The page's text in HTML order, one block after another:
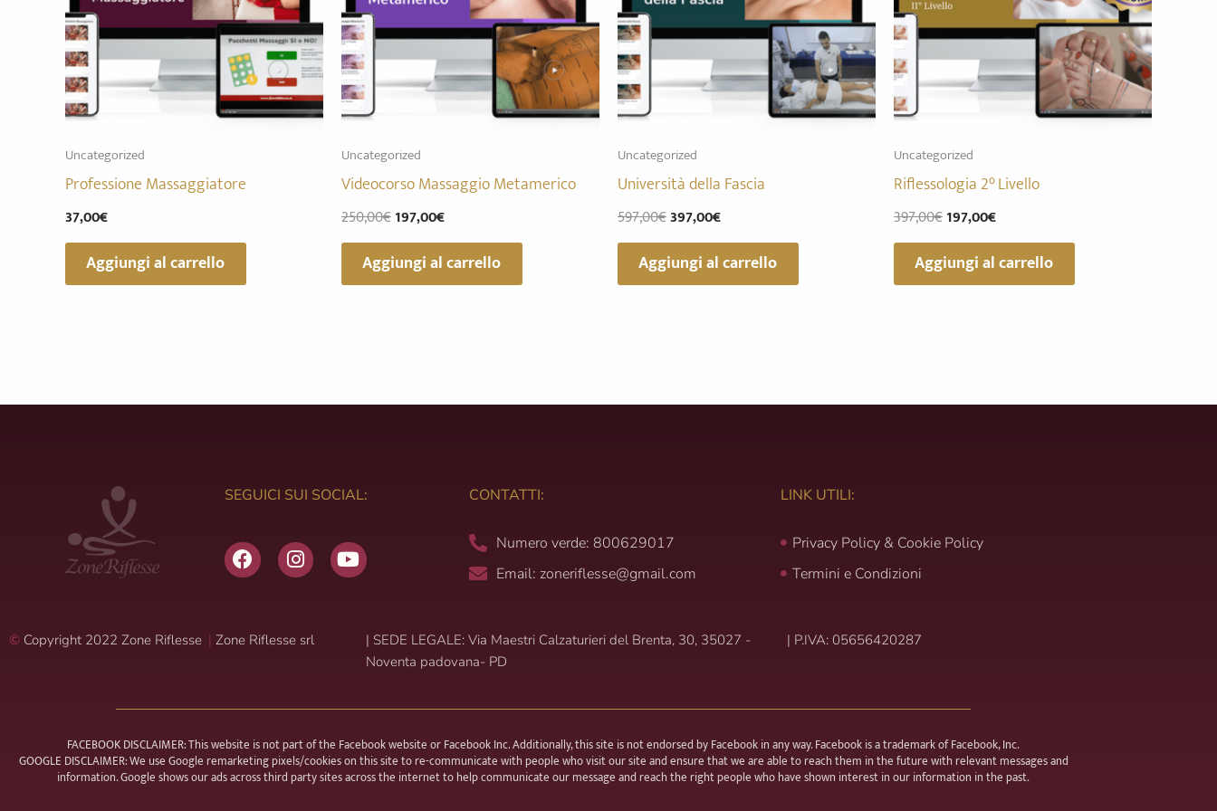
Uncategorized
Professione Massaggiatore
37,00€
Aggiungi al carrello
Uncategorized
Videocorso Massaggio Metamerico
250,00€197,00€
Aggiungi al carrello
Uncategorized
Università della Fascia
597,00€397,00€
Aggiungi al carrello
Uncategorized
Riflessologia 2° Livello
397,00€197,00€
Aggiungi al carrello
SEGUICI SUI SOCIAL:
F
a
b
o
I
n
a
g
m
Y
o
CONTATTI:
Numero verde: 800629017
Email: zoneriflesse@gmail.com
LINK UTILI:
Privacy Policy & Cookie Policy
Termini e Condizioni
© Copyright 2022 Zone Riflesse | Zone Riflesse srl | SEDE LEGALE: Via Maestri Calzaturieri del Brenta, 30, 35027 -
Noventa padovana- PD
| P.IVA: 05656420287
FACEBOOK DISCLAIMER: This website is not part of the Facebook website or Facebook Inc. Additionally, this site is not endorsed by Facebook in any way. Facebook is a trademark of Facebook, Inc.
GOOGLE DISCLAIMER: We use Google remarketing pixels/cookies on this site to re-communicate with people who visit our site and ensure that we are able to reach them in the future with relevant messages and
information. Google shows our ads across third party sites across the internet to help communicate our message and reach the right people who have shown interest in our information in the past.